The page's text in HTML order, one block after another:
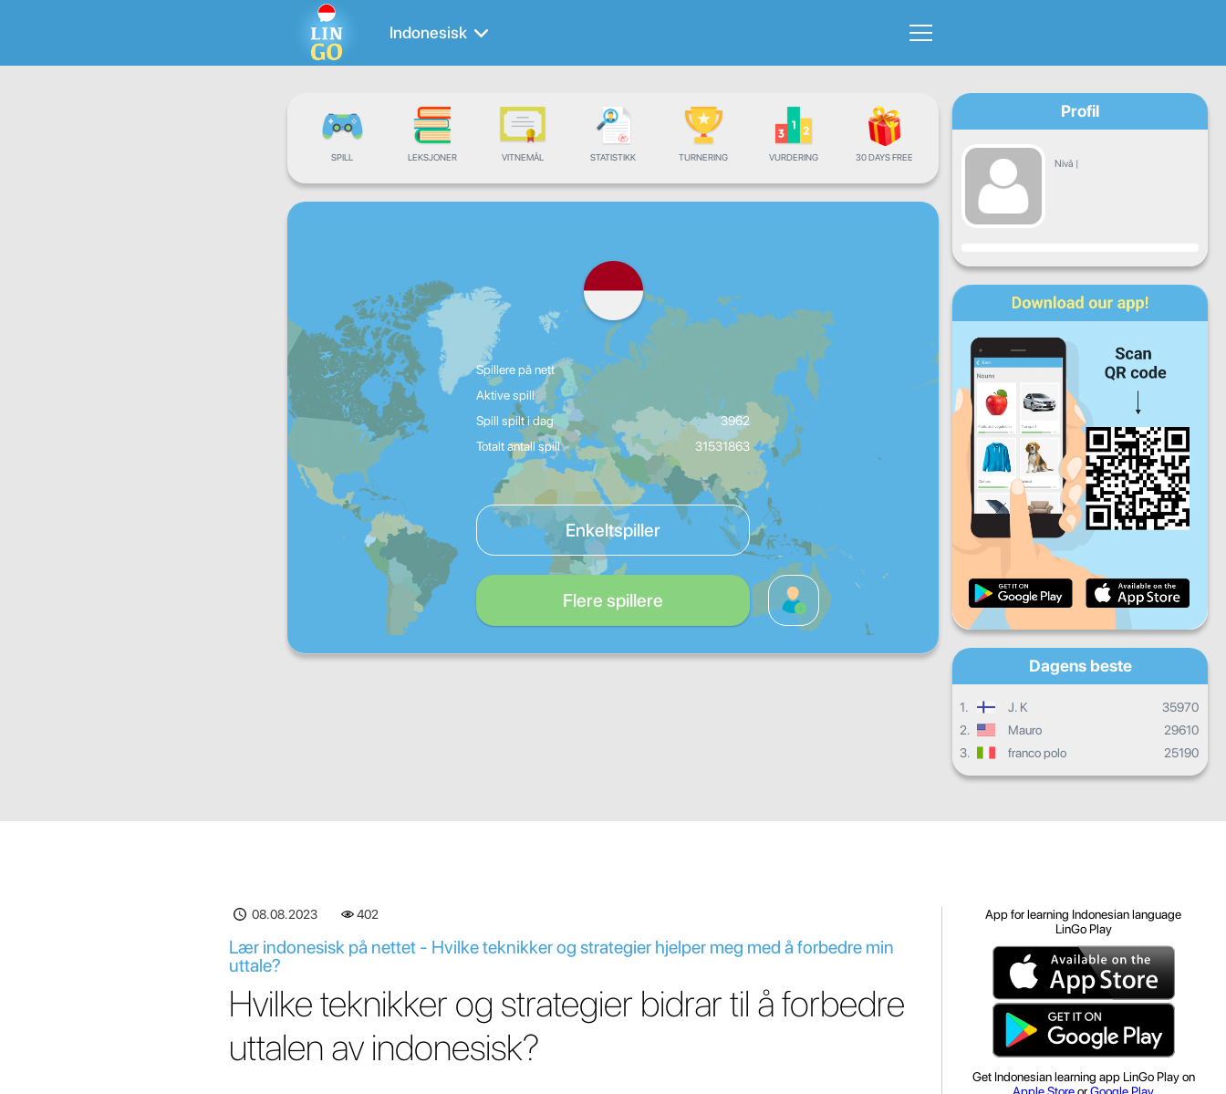
Indonesisk
SPILL LEKSJONER VITNEMÅL STATISTIKK TURNERING VURDERING 30 DAYS FREE
Spillere på nett
Aktive spill
Spill spilt i dag
3962
Totalt antall spill
31531863
Enkeltspiller
Flere spillere
Profil
Nivå |
Fremgang
Ma On To
Lø Sø
Daglige fremskritt
Månedlige fremskritt
Samlet fremgang
Dagens beste
1. J. K
35970
2.
Mauro
29610
3.
franco polo 25190
08.08.2023 402
Lær indonesisk på nettet - Hvilke teknikker og strategier hjelper meg med å forbedre min
uttale?
Hvilke teknikker og strategier bidrar til å forbedre
uttalen av indonesisk?
App for learning Indonesian language
LinGo Play
Get Indonesian learning app LinGo Play on